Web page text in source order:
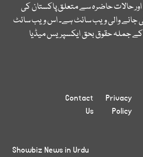
حالات حاضرہ سے متعلق پاکستان کی
جانے والی ویب سائٹ ہے۔ اس ویب سائٹ
کے جملہ حقوق بحق ایکسپریس میڈیا
Privacy
Policy
Contact
Us
Showbiz News in Urdu